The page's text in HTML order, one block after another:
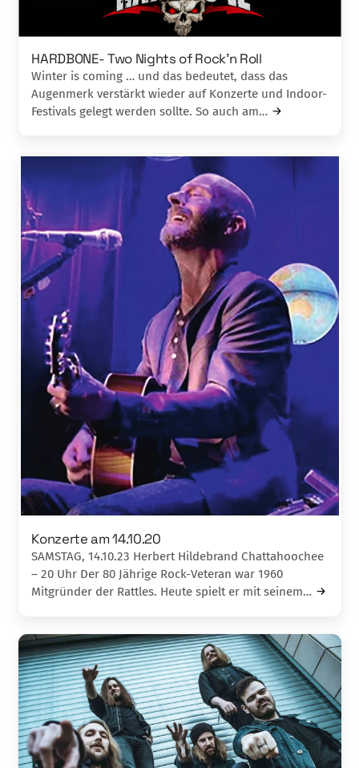
HARDBONE- Two Nights of Rock’n Roll
Winter is coming … und das bedeutet, dass das
Augenmerk verstärkt wieder auf Konzerte und Indoor-
Festivals gelegt werden sollte. So auch am…
Konzerte am 14.10.20
SAMSTAG, 14.10.23 Herbert Hildebrand Chattahoochee
– 20 Uhr Der 80 Jährige Rock-Veteran war 1960
Mitgründer der Rattles. Heute spielt er mit seinem…